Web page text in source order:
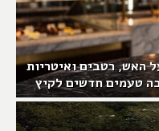
האש, רטבים ואיטריות
טעמים חדשים לקיץ